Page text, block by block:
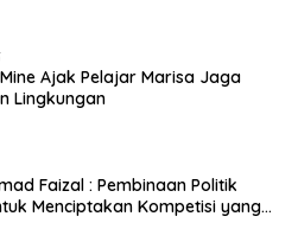
Ajak Pelajar Marisa Jaga
Lingkungan
Faizal : Pembinaan Politik
Menciptakan Kompetisi yang